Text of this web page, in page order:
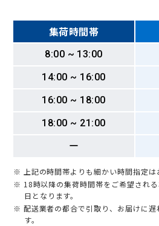
集荷時間帯
8:00 ~ 13:00
14:00 ~ 16:00
16:00 ~ 18:00
18:00 ~ 21:00
ー
※ 上記の時間帯よりも細かい時間指定は
※ 18時以降の集荷時間帯をご希望され
日となります。
※ 配送業者の都合で引取り、お届けに遅
す。